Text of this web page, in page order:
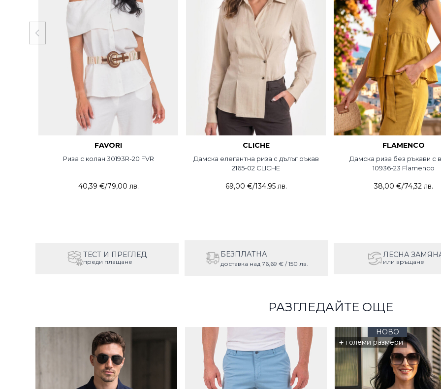
FAVORI
Риза с колан 30193R-20 FVR
40,39 €/79,00 лв.
CLICHE
Дамска елегантна риза с дълъг ръкав
2165-02 CLICHE
69,00 €/134,95 лв.
FLAMENCO
Дамска риза без ръкави с
10936-23 Flamenco
38,00 €/74,32 лв.
ТЕСТ И ПРЕГЛЕД
преди плащане
БЕЗПЛАТНА
доставка над 76,69 € / 150 лв.
ЛЕСНА
или връщане
РАЗГЛЕДАЙТЕ ОЩЕ
НОВО
+ големи размери